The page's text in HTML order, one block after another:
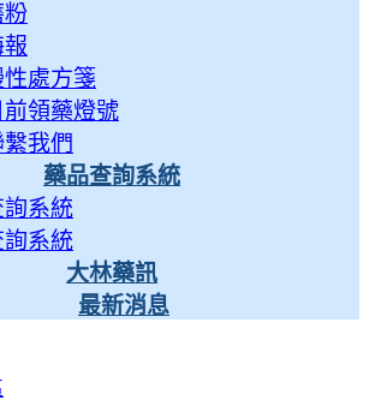
粉
處方箋
前領藥燈號
我們
藥品查詢系統
詢系統
系統
大林藥訊
最新消息